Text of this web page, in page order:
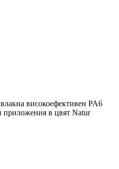
високоефективен PA6
приложения в цвят Natur